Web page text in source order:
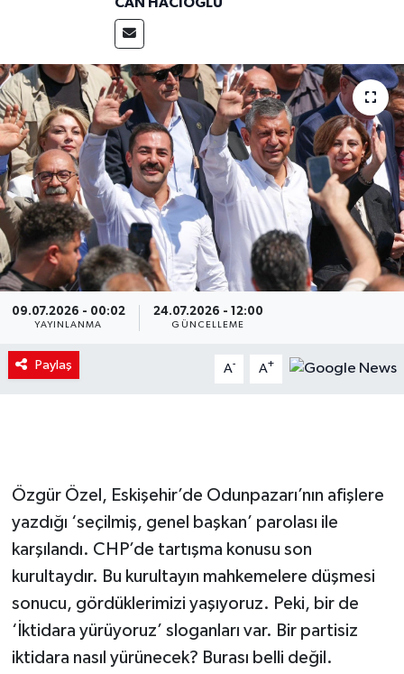
09.07.2026 - 00:02
YAYINLANMA
24.07.2026 - 12:00
GÜNCELLEME
Paylaş A- A+
Özgür Özel, Eskişehir’de Odunpazarı’nın afişlere
yazdığı ‘seçilmiş, genel başkan’ parolası ile
karşılandı. CHP’de tartışma konusu son
kurultaydır. Bu kurultayın mahkemelere düşmesi
sonucu, gördüklerimizi yaşıyoruz. Peki, bir de
‘İktidara yürüyoruz’ sloganları var. Bir partisiz
iktidara nasıl yürünecek? Burası belli değil.